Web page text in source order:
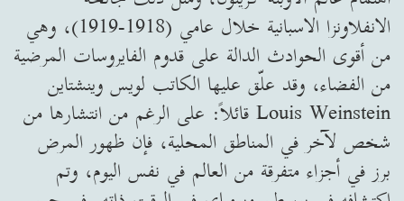
الانفلاونزا الاسبانية خلال عامي (1918-1919)، وهي
من أقوى الحوادث الدالة على قدوم الفايروسات المرضية
من الفضاء، وقد علّق عليها الكاتب لويس وينشتاين
Louis Weinstein قائلاً: على الرغم من انتشارها من
شخص لآخر في المناطق المحلية، فإن ظهور المرض
برز في أجزاء متفرقة من العالم في نفس اليوم، وتم